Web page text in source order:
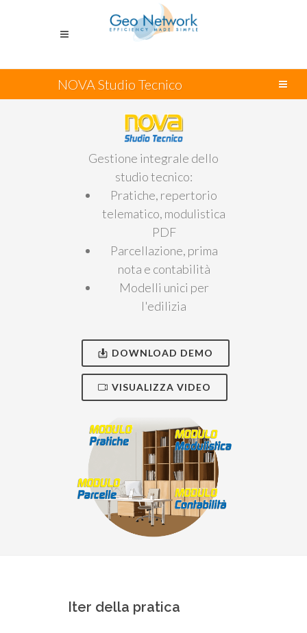
NOVA Studio Tecnico
Gestione integrale dello
studio tecnico:
Pratiche, repertorio
telematico, modulistica
PDF
Parcellazione, prima
nota e contabilità
Modelli unici per
l'edilizia
DOWNLOAD DEMO
VISUALIZZA VIDEO
Iter della pratica